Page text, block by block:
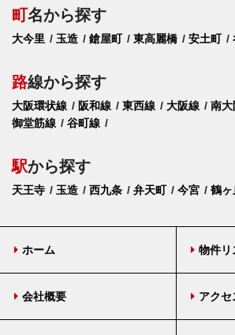
町名から探す
大今里 玉造 鎗屋町 東高麗橋 安土町
路線から探す
大阪環状線 阪和線 東西線 大阪線 南大
御堂筋線
谷町線
駅から探す
天王寺 玉造 西九条 弁天町 今宮 鶴ヶ
ホーム 物件リ
会社概要 アクセ